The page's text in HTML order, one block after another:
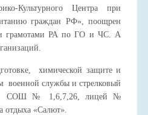
Культурного Центра при
граждан РФ», поощрен
грамотами РА по ГО и ЧС. А
химической защите и
военной службы и стрелковый
СОШ № 1,6,7,26, лицей №
«Салют».